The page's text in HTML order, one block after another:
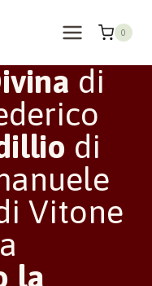
0
di
di
Vitone
la